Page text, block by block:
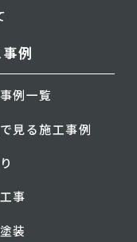
例
例一覧
見る施工事例
事
装